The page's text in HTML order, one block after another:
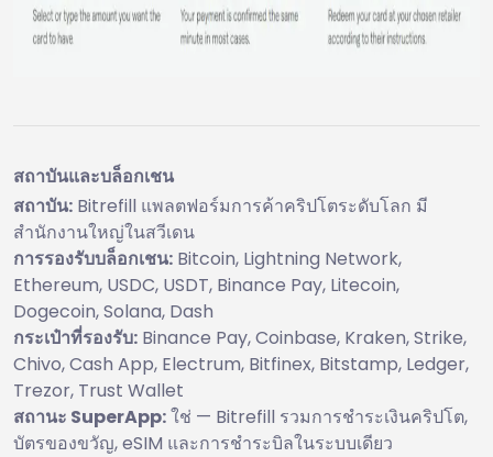
สถาบันและบล็อกเชน
สถาบัน: Bitrefill แพลตฟอร์มการค้าคริปโตระดับโลก มี
สำนักงานใหญ่ในสวีเดน
การรองรับบล็อกเชน: Bitcoin, Lightning Network,
Ethereum, USDC, USDT, Binance Pay, Litecoin,
Dogecoin, Solana, Dash
กระเป๋าที่รองรับ: Binance Pay, Coinbase, Kraken, Strike,
Chivo, Cash App, Electrum, Bitfinex, Bitstamp, Ledger,
Trezor, Trust Wallet
สถานะ SuperApp:ใช่ — Bitrefill รวมการชำระเงินคริปโต,
บัตรของขวัญ, eSIM และการชำระบิลในระบบเดียว